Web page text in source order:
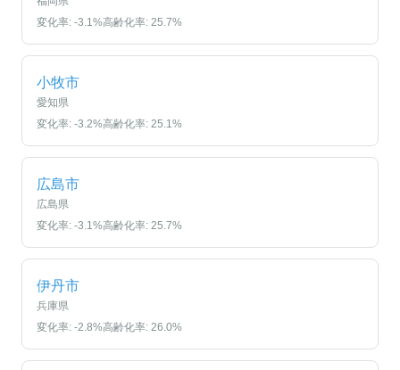
変化率: -3.1%高齢化率: 25.7%
小牧市
愛知県
変化率: -3.2%高齢化率: 25.1%
広島市
広島県
変化率: -3.1%高齢化率: 25.7%
伊丹市
兵庫県
変化率: -2.8%高齢化率: 26.0%